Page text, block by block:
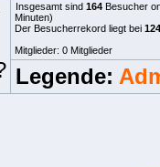
Insgesamt sind 164 Besucher
Minuten)
Der Besucherrekord liegt bei
Mitglieder: 0 Mitglieder
Legende: